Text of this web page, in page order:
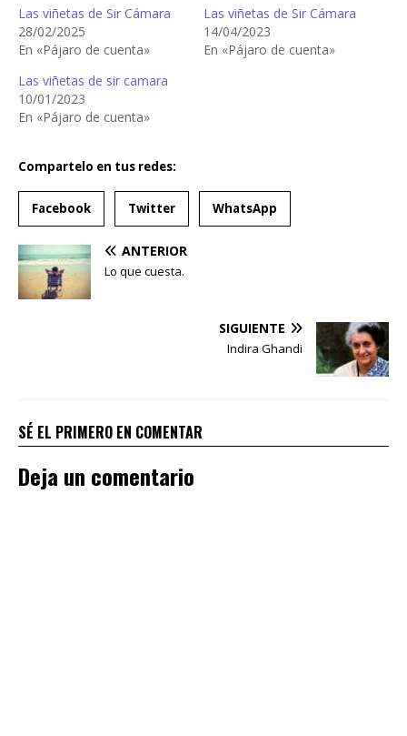
Las viñetas de Sir Cámara
28/02/2025
En «Pájaro de cuenta»
Las viñetas de Sir Cámara
14/04/2023
En «Pájaro de cuenta»
Las viñetas de sir camara
10/01/2023
En «Pájaro de cuenta»
Compartelo en tus redes:
Facebook Twitter WhatsApp
ANTERIOR
Lo que cuesta.
SIGUIENTE
Indira Ghandi
SÉ EL PRIMERO EN COMENTAR
Deja un comentario